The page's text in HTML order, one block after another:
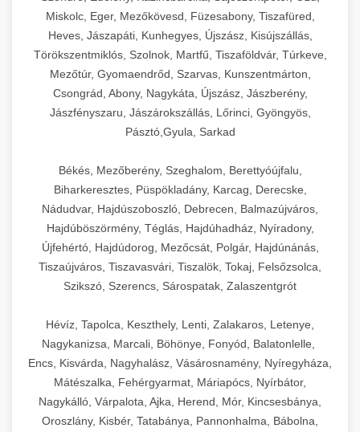
Miskolc, Eger, Mezőkövesd, Füzesabony, Tiszafüred,
Heves, Jászapáti, Kunhegyes, Újszász, Kisújszállás,
Törökszentmiklós, Szolnok, Martfű, Tiszaföldvár, Túrkeve,
Mezőtúr, Gyomaendrőd, Szarvas, Kunszentmárton,
Csongrád, Abony, Nagykáta, Újszász, Jászberény,
Jászfényszaru, Jászárokszállás, Lőrinci, Gyöngyös,
Pásztó,Gyula, Sarkad
Békés, Mezőberény, Szeghalom, Berettyóújfalu,
Biharkeresztes, Püspökladány, Karcag, Derecske,
Nádudvar, Hajdúszoboszló, Debrecen, Balmazújváros,
Hajdúböszörmény, Téglás, Hajdúhadház, Nyíradony,
Újfehértó, Hajdúdorog, Mezőcsát, Polgár, Hajdúnánás,
Tiszaújváros, Tiszavasvári, Tiszalök, Tokaj, Felsőzsolca,
Szikszó, Szerencs, Sárospatak, Zalaszentgrót
Hévíz, Tapolca, Keszthely, Lenti, Zalakaros, Letenye,
Nagykanizsa, Marcali, Böhönye, Fonyód, Balatonlelle,
Encs, Kisvárda, Nagyhalász, Vásárosnamény, Nyíregyháza,
Mátészalka, Fehérgyarmat, Máriapócs, Nyírbátor,
Nagykálló, Várpalota, Ajka, Herend, Mór, Kincsesbánya,
Oroszlány, Kisbér, Tatabánya, Pannonhalma, Bábolna,